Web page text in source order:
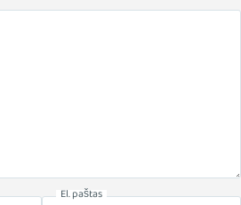
El. paštas